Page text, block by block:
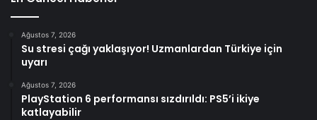
Ağustos 7, 2026
Su stresi çağı yaklaşıyor! Uzmanlardan Türkiye için
uyarı
Ağustos 7, 2026
PlayStation 6 performansı sızdırıldı: PS5’i ikiye
katlayabilir